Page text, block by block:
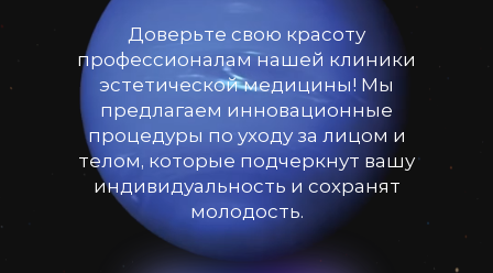
Доверьте свою красоту
профессионалам нашей клиники
эстетической медицины! Мы
предлагаем инновационные
процедуры по уходу за лицом и
телом, которые подчеркнут вашу
индивидуальность и сохранят
молодость.